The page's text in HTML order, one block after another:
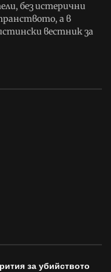
без истерични
а в
вестник за
за убийството